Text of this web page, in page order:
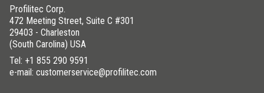
Profilitec Corp.
472 Meeting Street, Suite C #301
29403 - Charleston
(South Carolina) USA
Tel: +1 855 290 9591
e-mail: customerservice@profilitec.com